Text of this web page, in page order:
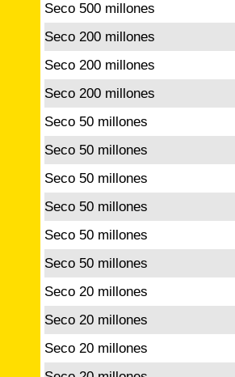
Seco 500 millones
Seco 200 millones
Seco 200 millones
Seco 200 millones
Seco 50 millones
Seco 50 millones
Seco 50 millones
Seco 50 millones
Seco 50 millones
Seco 50 millones
Seco 20 millones
Seco 20 millones
Seco 20 millones